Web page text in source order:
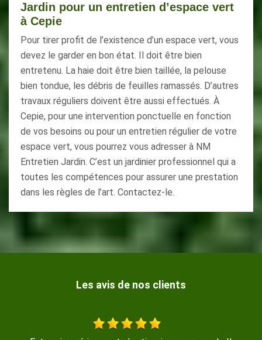
Jardin pour un entretien d’espace vert
à Cepie
Pour tirer profit de l’existence d’un espace vert, vous
devez le garder en bon état. Il doit être bien
entretenu. La haie doit être bien taillée, la pelouse
bien tondue, les débris de feuilles ramassés. D’autres
travaux réguliers doivent être aussi effectués. À
Cepie, pour une intervention ponctuelle en fonction
de vos besoins ou pour un entretien régulier de votre
espace vert, vous pourrez vous adresser à NM
Entretien Jardin. C’est un jardinier professionnel qui a
toutes les compétences pour assurer une prestation
dans les règles de l’art. Contactez-le.
Les avis de nos clients